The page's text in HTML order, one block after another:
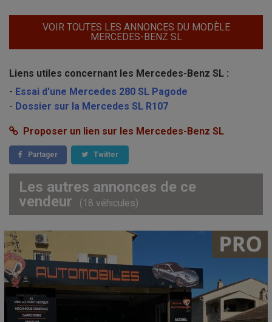
VOIR TOUTES LES ANNONCES DU MODÈLE
MERCEDES-BENZ SL
Liens utiles concernant les Mercedes-Benz SL :
- Essai d'une Mercedes 280 SL Pagode
- Dossier sur la Mercedes SL R107
Proposer un lien sur les Mercedes-Benz SL
Partager Twitter
Les autres annonces de ce
vendeur
(18 véhicules)